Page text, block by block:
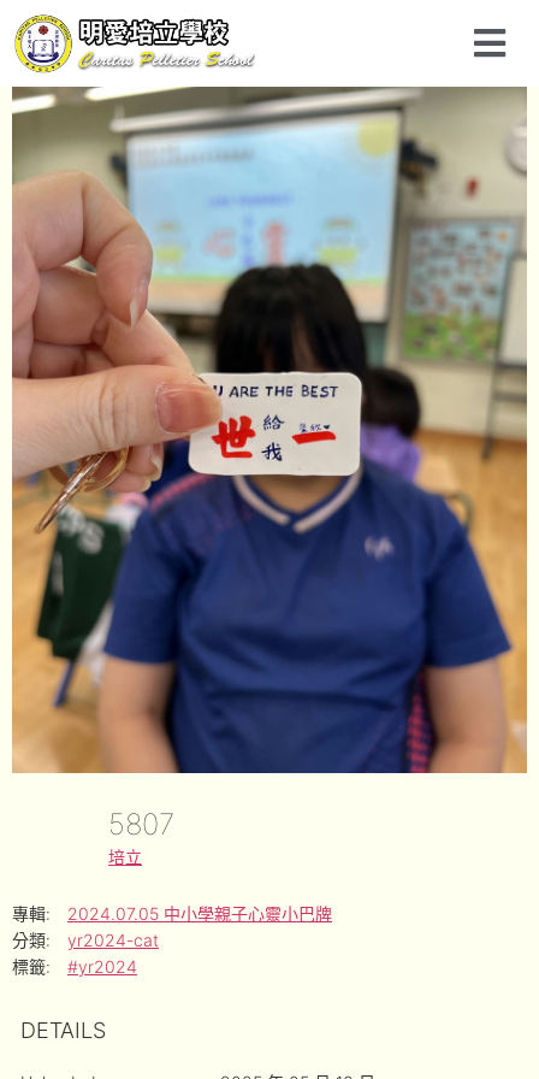
5807
培立
專輯:
2024.07.05 中小學親子心靈小巴牌
分類:
yr2024-cat
標籤:
#yr2024
DETAILS